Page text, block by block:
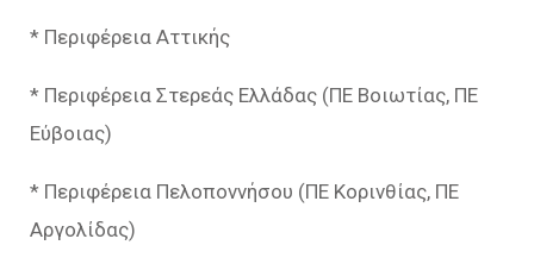
* Περιφέρεια Αττικής
* Περιφέρεια Στερεάς Ελλάδας (ΠΕ Βοιωτίας, ΠΕ
Εύβοιας)
* Περιφέρεια Πελοποννήσου (ΠΕ Κορινθίας, ΠΕ
Αργολίδας)